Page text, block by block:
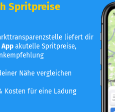
Spritpreise
liefert dir
Appakutelle Spritpreise,
Nähe vergleichen
Kosten für eine Ladung